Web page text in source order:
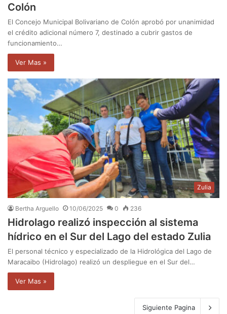
Colón
El Concejo Municipal Bolivariano de Colón aprobó por unanimidad
el crédito adicional número 7, destinado a cubrir gastos de
funcionamiento…
Ver Mas »
Zulia
Bertha Arguello 10/06/2025 0 236
Hidrolago realizó inspección al sistema
hídrico en el Sur del Lago del estado Zulia
El personal técnico y especializado de la Hidrológica del Lago de
Maracaibo (Hidrolago) realizó un despliegue en el Sur del…
Ver Mas »
Siguiente Pagina